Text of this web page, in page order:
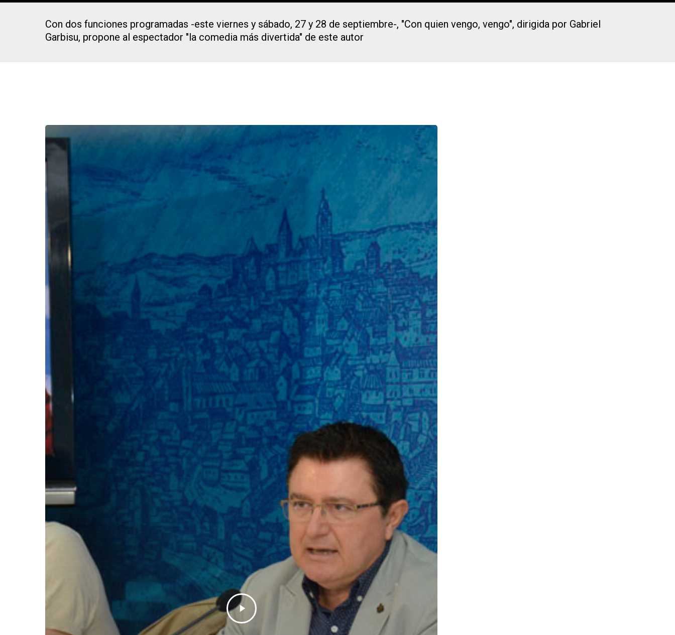
Presiona Intro para buscar o ESC para cerrar
Con dos funciones programadas -este viernes y sábado, 27 y 28 de septiembre-, "Con quien vengo, vengo", dirigida por Gabriel
Garbisu, propone al espectador "la comedia más divertida" de este autor